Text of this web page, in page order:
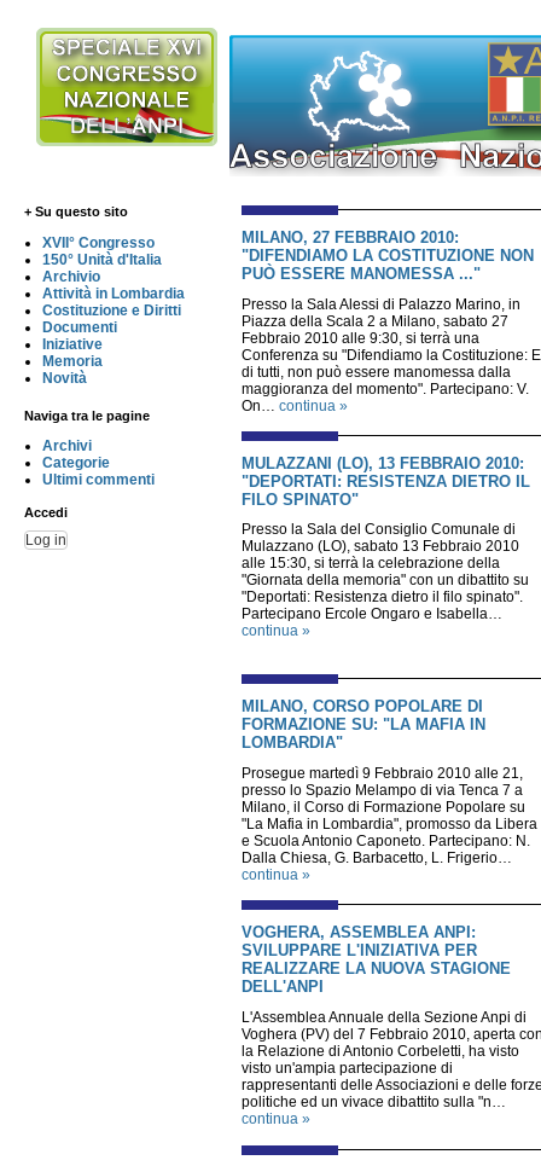
+ Su questo sito
XVII° Congresso
150° Unità d'Italia
Archivio
Attività in Lombardia
Costituzione e Diritti
Documenti
Iniziative
Memoria
Novità
Naviga tra le pagine
Archivi
Categorie
Ultimi commenti
Accedi
Log in
MILANO, 27 FEBBRAIO 2010:
"DIFENDIAMO LA COSTITUZIONE NON
PUÒ ESSERE MANOMESSA ..."
Presso la Sala Alessi di Palazzo Marino, in
Piazza della Scala 2 a Milano, sabato 27
Febbraio 2010 alle 9:30, si terrà una
Conferenza su "Difendiamo la Costituzione:
di tutti, non può essere manomessa dalla
maggioranza del momento". Partecipano: V.
On… continua »
MULAZZANI (LO), 13 FEBBRAIO 2010:
"DEPORTATI: RESISTENZA DIETRO IL
FILO SPINATO"
Presso la Sala del Consiglio Comunale di
Mulazzano (LO), sabato 13 Febbraio 2010
alle 15:30, si terrà la celebrazione della
"Giornata della memoria" con un dibattito su
"Deportati: Resistenza dietro il filo spinato".
Partecipano Ercole Ongaro e Isabella…
continua »
MILANO, CORSO POPOLARE DI
FORMAZIONE SU: "LA MAFIA IN
LOMBARDIA"
Prosegue martedì 9 Febbraio 2010 alle 21,
presso lo Spazio Melampo di via Tenca 7 a
Milano, il Corso di Formazione Popolare su
"La Mafia in Lombardia", promosso da Libera
e Scuola Antonio Caponeto. Partecipano: N.
Dalla Chiesa, G. Barbacetto, L. Frigerio…
continua »
VOGHERA, ASSEMBLEA ANPI:
SVILUPPARE L'INIZIATIVA PER
REALIZZARE LA NUOVA STAGIONE
DELL'ANPI
L'Assemblea Annuale della Sezione Anpi di
Voghera (PV) del 7 Febbraio 2010, aperta
la Relazione di Antonio Corbeletti, ha visto
visto un'ampia partecipazione di
rappresentanti delle Associazioni e delle
politiche ed un vivace dibattito sulla "n…
continua »